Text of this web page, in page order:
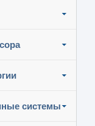
системы